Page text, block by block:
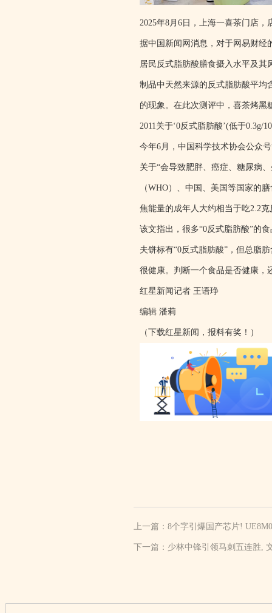
2025年8月6日，上海一喜茶门店
据中国新闻网消息，对于网易财经
居民反式脂肪酸膳食摄入水平及其
制品中天然来源的反式脂肪酸平均
的现象。在此次测评中，喜茶烤黑
2011关于‘0反式脂肪酸’(低于0.3g/
今年6月，中国科学技术协会公众
关于“会导致肥胖、癌症、糖尿病
（WHO）、中国、美国等国家的
焦能量的成年人大约相当于吃2.2
该文指出，很多“0反式脂肪酸”的
夫饼标有“0反式脂肪酸”，但总脂
很健康。判断一个食品是否健康，
红星新闻记者 王语琤
编辑 潘莉
（下载红星新闻，报料有奖！）
上一篇： 8个字引爆国产芯片!
下一篇： 少林中锋引领马刺五连胜,